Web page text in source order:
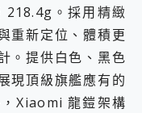
218.4g。採用精緻
重新定位、體積更
。提供白色、黑色
現頂級旗艦應有的
Xiaomi 龍鎧架構